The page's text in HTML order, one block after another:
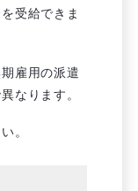
受給できま
雇用の派遣
なります。
。